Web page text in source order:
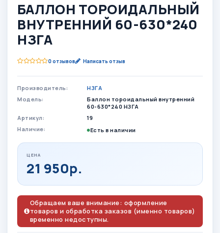
БАЛЛОН ТОРОИДАЛЬНЫЙ
ВНУТРЕННИЙ 60-630*240
НЗГА
0 отзывов Написать отзыв
Производитель:
НЗГА
Модель:
Баллон тороидальный внутренний
60-630*240 НЗГА
Артикул:
19
Наличие:
Есть в наличии
ЦЕНА
21 950р.
Обращаем ваше внимание: оформление
товаров и обработка заказов (именно товаров)
временно недоступны.